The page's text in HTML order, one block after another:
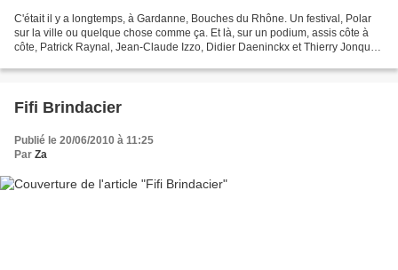
C'était il y a longtemps, à Gardanne, Bouches du Rhône. Un festival, Polar
sur la ville ou quelque chose comme ça. Et là, sur un podium, assis côte à
côte, Patrick Raynal, Jean-Claude Izzo, Didier Daeninckx et Thierry Jonquet.
Fifi Brindacier
Publié le 20/06/2010 à 11:25
Par Za